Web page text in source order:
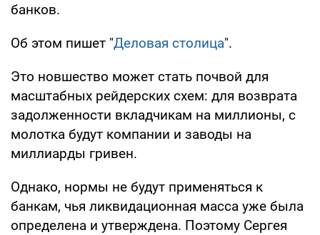
банков.
Об этом пишет "Деловая столица".
Это новшество может стать почвой для
масштабных рейдерских схем: для возврата
задолженности вкладчикам на миллионы, с
молотка будут компании и заводы на
миллиарды гривен.
Однако, нормы не будут применяться к
банкам, чья ликвидационная масса уже была
определена и утверждена. Поэтому Сергея